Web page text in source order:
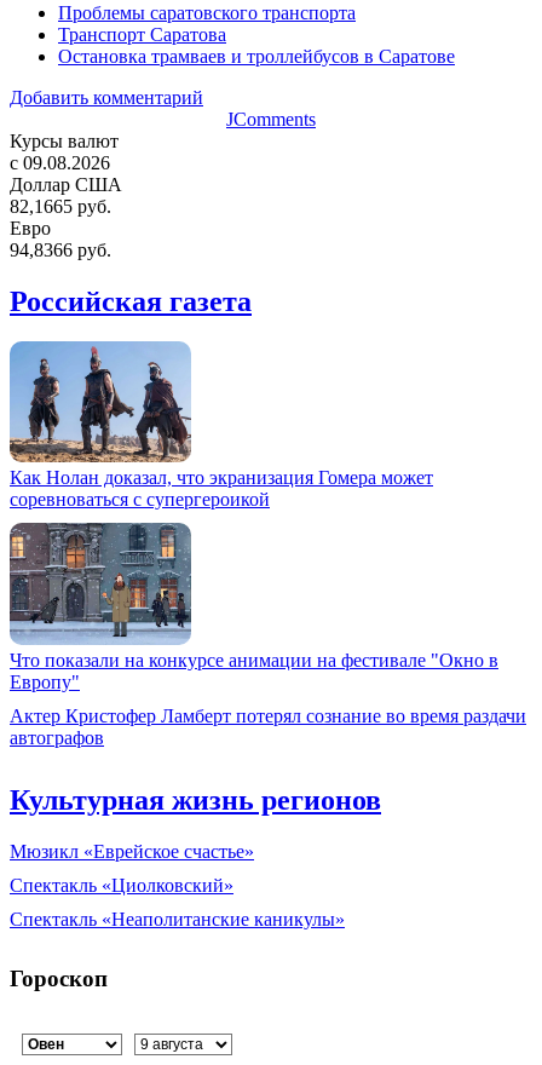
Проблемы саратовского транспорта
Транспорт Саратова
Остановка трамваев и троллейбусов в Саратове
Добавить комментарий
JComments
Курсы валют
c 09.08.2026
Доллар США
82,1665 руб.
Евро
94,8366 руб.
Российская газета
Как Нолан доказал, что экранизация Гомера может
соревноваться с супергероикой
Что показали на конкурсе анимации на фестивале "Окно в
Европу"
Актер Кристофер Ламберт потерял сознание во время раздачи
автографов
Культурная жизнь регионов
Мюзикл «Еврейское счастье»
Спектакль «Циолковский»
Спектакль «Неаполитанские каникулы»
Гороскоп